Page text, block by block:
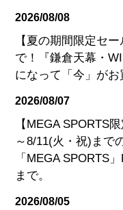
2026/08/08
【夏の期間限定セ
で！『鎌倉天幕・
になって「今」がお
2026/08/07
【MEGA SPORTS
～8/11(火・祝)まで
「MEGA SPORTS
まで。
2026/08/05